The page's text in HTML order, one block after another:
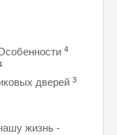
4
дверей 3
жизнь -